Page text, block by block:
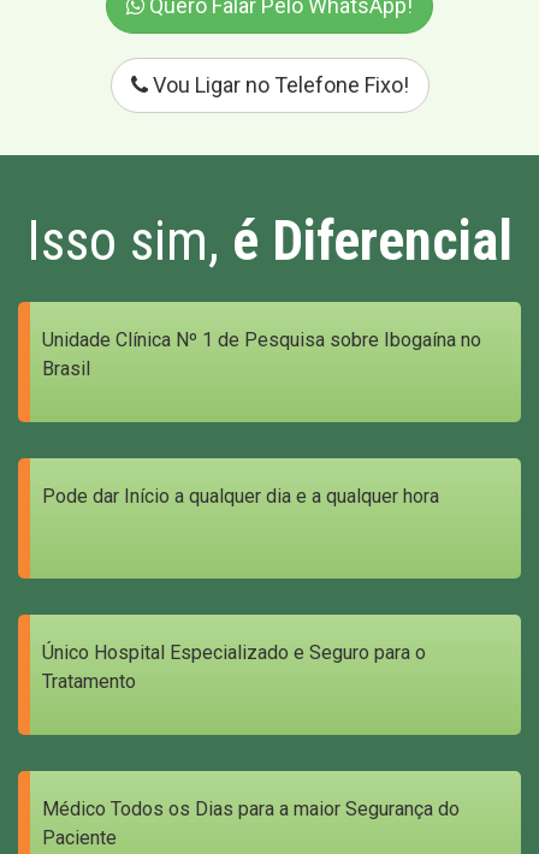
Vou Ligar no Telefone Fixo!
Isso sim, é Diferencial
Unidade Clínica Nº 1 de Pesquisa sobre Ibogaína no
Brasil
Pode dar Início a qualquer dia e a qualquer hora
Único Hospital Especializado e Seguro para o
Tratamento
Médico Todos os Dias para a maior Segurança do
Paciente